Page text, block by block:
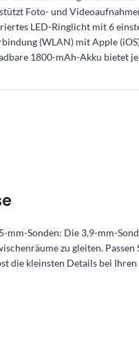
Foto- und
LED-Ringlicht mit 6
(WLAN) mit Apple
1800-mAh-Akku bietet
mm-Sonden: Die 3,9-mm-
zu gleiten.
die kleinsten Details bei